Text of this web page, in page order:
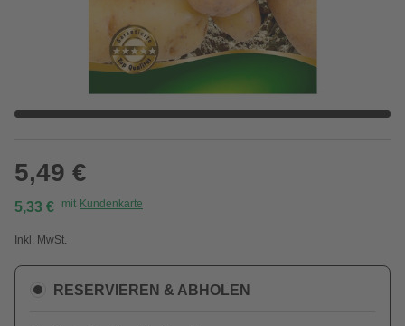
5,49 €
5,33 € mit Kundenkarte
Inkl. MwSt.
RESERVIEREN & ABHOLEN